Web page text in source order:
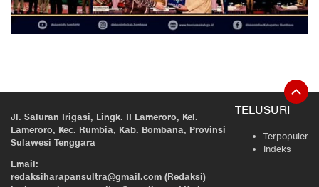
Jl. Saluran Irigasi, Lingk. II Lameroro, Kel.
Lameroro, Kec. Rumbia, Kab. Bombana, Provinsi
Sulawesi Tenggara
Email:
redaksiharapansultra@gmail.com (Redaksi)
TELUSURI
Terpopuler
Indeks